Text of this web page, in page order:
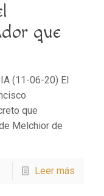
que
(11-06-20) El
que
Melchior de
Leer más